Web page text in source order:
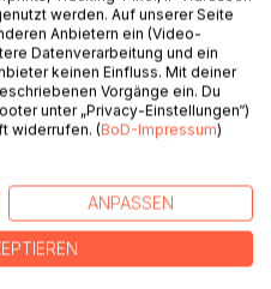
Fürchterliches soll in
in ihm, wie manche
Der Senat hat seine
Gibt es möglicherweise
dubiosen Angelegenheit?
werden. Auf unserer Seite
Anbietern ein (Video-
Datenverarbeitung und ein
keinen Einfluss. Mit deiner
Vorgänge ein. Du
unter „Privacy-Einstellungen“)
widerrufen. (BoD-Impressum)
ANPASSEN